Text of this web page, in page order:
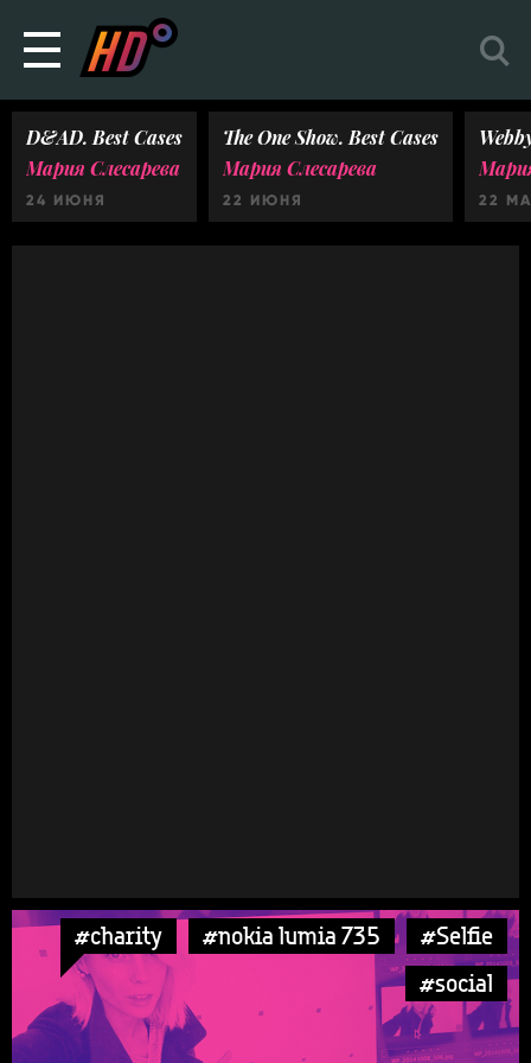
D&AD. Best Cases
Мария Слесарева
24 ИЮНЯ
The One Show. Best Cases
Мария Слесарева
22 ИЮНЯ 22
#charity #nokia lumia 735
#Selfie
#social